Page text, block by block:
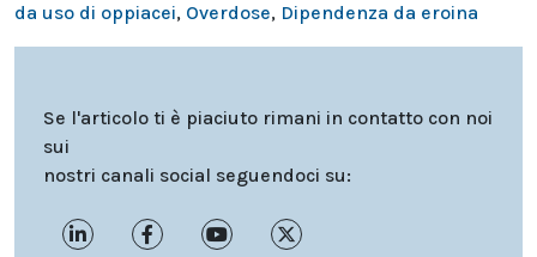
da uso di oppiacei, Overdose, Dipendenza da eroina
Se l'articolo ti è piaciuto rimani in contatto con noi
sui
nostri canali social seguendoci su: